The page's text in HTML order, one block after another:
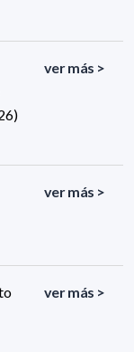
ver más >
ver más >
ver más >